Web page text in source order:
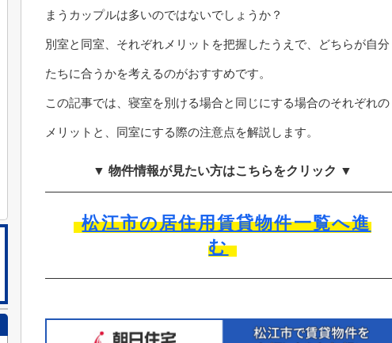
まうカップルは多いのではないでしょうか？
別室と同室、それぞれメリットを把握したうえで、どちらが自分
たちに合うかを考えるのがおすすめです。
この記事では、寝室を別ける場合と同じにする場合のそれぞれの
メリットと、同室にする際の注意点を解説します。
▼ 物件情報が見たい方はこちらをクリック ▼
松江市の居住用賃貸物件一覧へ進
む